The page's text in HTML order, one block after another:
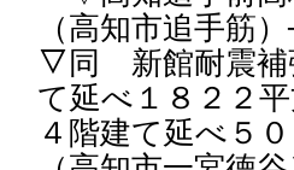
（高知市追手筋
▽同 新館耐震補
て延べ１８２２
４階建て延べ５